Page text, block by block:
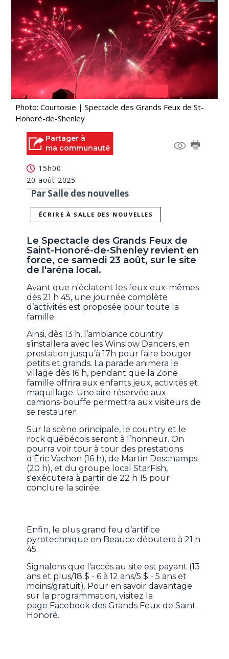
Photo: Courtoisie | Spectacle des Grands Feux de St-
Honoré-de-Shenley
Partager à
ma communauté
15h00
20 août 2025
Par Salle des nouvelles
ÉCRIRE À SALLE DES NOUVELLES
Le Spectacle des Grands Feux de
Saint-Honoré-de-Shenley revient en
force, ce samedi 23 août, sur le site
de l'aréna local.
Avant que n'éclatent les feux eux-mêmes
dès 21 h 45, une journée complète
d’activités est proposée pour toute la
famille.
Ainsi, dès 13 h, l’ambiance country
s’installera avec les Winslow Dancers, en
prestation jusqu’à 17h pour faire bouger
petits et grands. La parade animera le
village dès 16 h, pendant que la Zone
famille offrira aux enfants jeux, activités et
maquillage. Une aire réservée aux
camions-bouffe permettra aux visiteurs de
se restaurer.
Sur la scène principale, le country et le
rock québécois seront à l’honneur. On
pourra voir tour à tour des prestations
d'Éric Vachon (16 h), de Martin Deschamps
(20 h), et du groupe local StarFish,
s'exécutera à partir de 22 h 15 pour
conclure la soirée.
Enfin, le plus grand feu d’artifice
pyrotechnique en Beauce débutera à 21 h
45.
Signalons que l'accès au site est payant (13
ans et plus/18 $ - 6 à 12 ans/5 $ - 5 ans et
moins/gratuit). Pour en savoir davantage
sur la programmation, visitez la
page Facebook des Grands Feux de Saint-
Honoré.